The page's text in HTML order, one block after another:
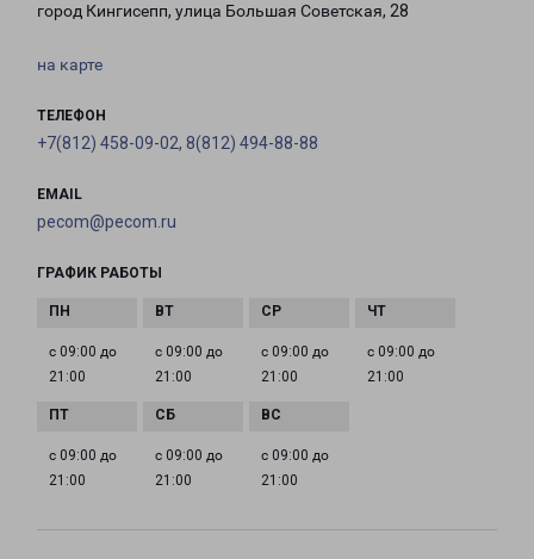
город Кингисепп, улица Большая Советская, 28
на карте
ТЕЛЕФОН
+7(812) 458-09-02, 8(812) 494-88-88
EMAIL
pecom@pecom.ru
ГРАФИК РАБОТЫ
с 09:00 до
21:00
с 09:00 до
21:00
с 09:00 до
21:00
с 09:00 до
21:00
с 09:00 до
21:00
с 09:00 до
21:00
с 09:00 до
21:00